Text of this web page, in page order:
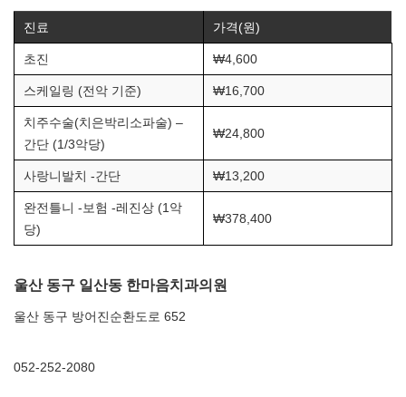
진료 가격(원)
초진 ₩4,600
스케일링 (전악 기준) ₩16,700
치주수술(치은박리소파술) –
간단 (1/3악당)
₩24,800
사랑니발치 -간단 ₩13,200
완전틀니 -보험 -레진상 (1악
당)
₩378,400
울산 동구 일산동 한마음치과의원
울산 동구 방어진순환도로 652
052-252-2080